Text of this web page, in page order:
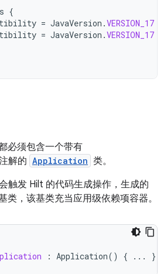
{
= JavaVersion .VERSION_17
= JavaVersion .VERSION_17
必须包含一个带有
解的 Application 类。
触发 Hilt 的代码生成操作，生成的
类，该基类充当应用级依赖项容器。
: Application() { ... }